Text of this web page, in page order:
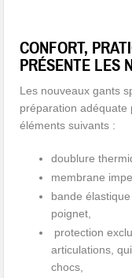
CONFORT,
PRÉSENTE LES
Les nouveaux gants
préparation
éléments suivants :
doublure
membrane
bande
poignet,
protection
articulations,
chocs,